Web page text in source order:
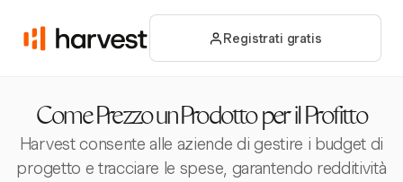
Registrati gratis
Come Prezzo un Prodotto per il Profitto
Harvest consente alle aziende di gestire i budget di
progetto e tracciare le spese, garantendo redditività